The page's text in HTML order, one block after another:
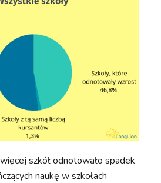
szkół odnotowało spadek
naukę w szkołach